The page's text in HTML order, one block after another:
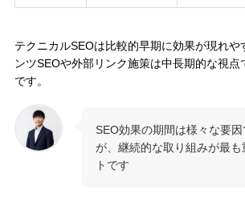
テクニカルSEOは比較的早期に効果が現れや
ンツSEOや外部リンク施策は中長期的な視
です。
SEO効果の期間は様々な要
が、継続的な取り組みが最も
トです